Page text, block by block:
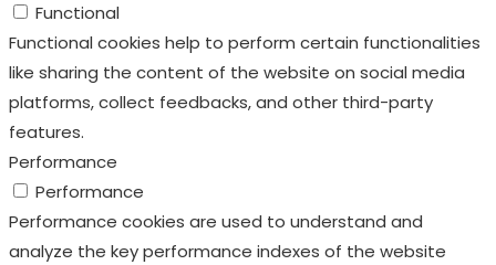
Functional
Functional cookies help to perform certain functionalities
like sharing the content of the website on social media
platforms, collect feedbacks, and other third-party
features.
Performance
Performance
Performance cookies are used to understand and
analyze the key performance indexes of the website